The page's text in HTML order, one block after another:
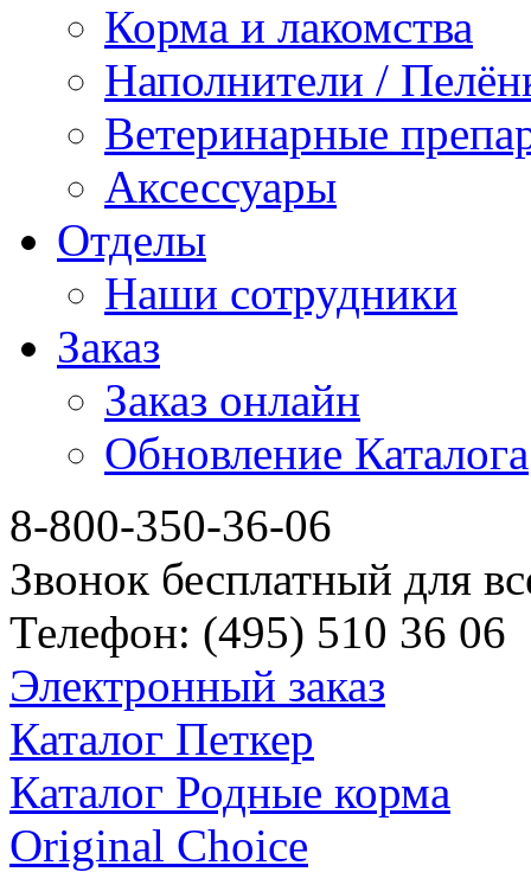
Корма и лакомства
Наполнители /
Ветеринарные
Аксессуары
Отделы
Наши сотрудники
Заказ
Заказ онлайн
Обновление Каталога
8-800-350-36-06
Звонок бесплатный для
Телефон: (495) 510 36 06
Электронный заказ
Каталог Петкер
Каталог Родные корма
Original Choice